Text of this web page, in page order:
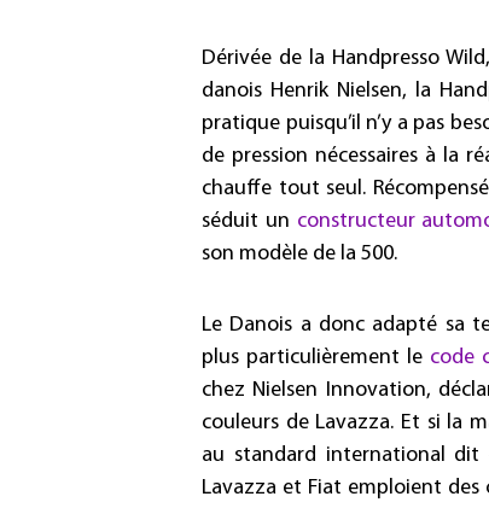
Dérivée de la Handpresso
danois Henrik Nielsen, la
pratique puisqu’il n’y a pas
de pression nécessaires à la
chauffe tout seul.
séduit un constructeur
son modèle de la 500.
Le Danois a donc adapté sa
plus particulièrement le code
chez Nielsen Innovation,
couleurs de Lavazza. Et si la
au standard international dit
Lavazza et Fiat emploient des